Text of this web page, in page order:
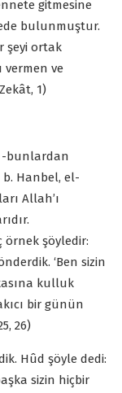
gitmesine
bulunmuştur.
şeyi ortak
vermen ve
1)
-bunlardan
b. Hanbel, el-
Allah’ı
örnek şöyledir:
‘Ben sizin
kulluk
bir günün
26)
Hûd şöyle dedi:
sizin hiçbir